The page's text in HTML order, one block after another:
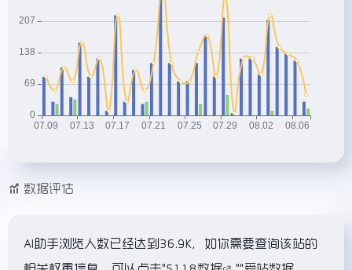
数据评估
AI助手浏览人数已经达到36.9K，如你需要查询该站的